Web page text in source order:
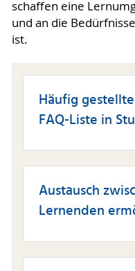
schaffen eine
und an die
ist.
Häufig
FAQ-Liste in
Austausch
Lernenden